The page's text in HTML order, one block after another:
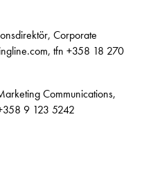
Corporate
tfn +358 18 270
Communications,
9 123 5242